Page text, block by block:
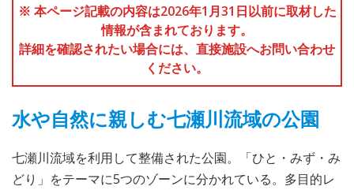
※ 本ページ記載の内容は2026年1月31日以前に取材した
情報が含まれております。
詳細を確認されたい場合には、直接施設へお問い合わせ
ください。
水や自然に親しむ七瀬川流域の公園
七瀬川流域を利用して整備された公園。「ひと・みず・み
どり」をテーマに5つのゾーンに分かれている。多目的レ